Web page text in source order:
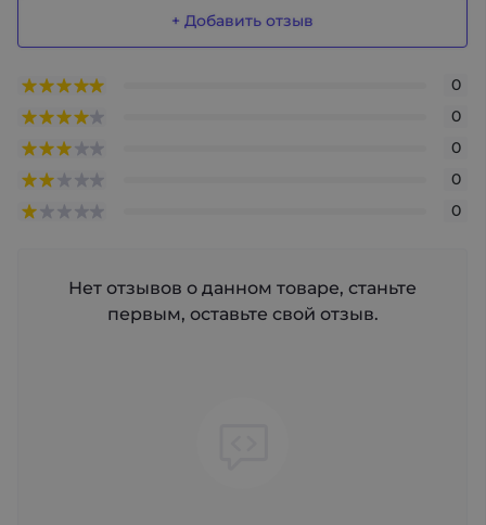
+ Добавить отзыв
0
0
0
0
0
Нет отзывов о данном товаре, станьте
первым, оставьте свой отзыв.